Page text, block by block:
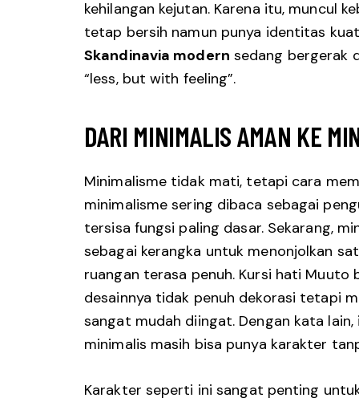
kehilangan kejutan. Karena itu, muncul
tetap bersih namun punya identitas
Skandinavia modern sedang bergerak
“less, but with feeling”.
DARI MINIMALIS AMAN KE
Minimalisme tidak mati, tetapi cara
minimalisme sering dibaca sebagai
tersisa fungsi paling dasar. Sekarang,
sebagai kerangka untuk menonjolkan
ruangan terasa penuh. Kursi hati Muuto
desainnya tidak penuh dekorasi tetapi
sangat mudah diingat. Dengan kata
minimalis masih bisa punya karakter
Karakter seperti ini sangat penting